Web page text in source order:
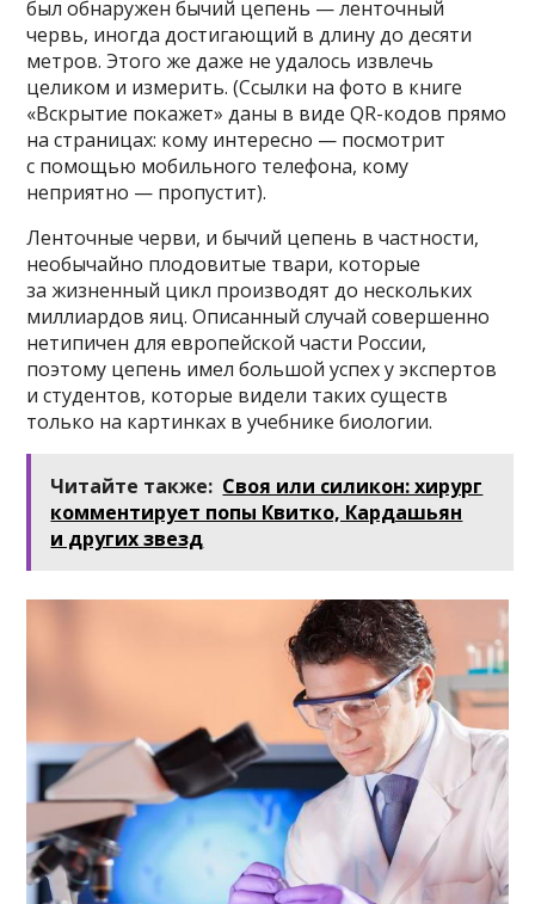
был обнаружен бычий цепень — ленточный
червь, иногда достигающий в длину до десяти
метров. Этого же даже не удалось извлечь
целиком и измерить. (Ссылки на фото в книге
«Вскрытие покажет» даны в виде QR-кодов прямо
на страницах: кому интересно — посмотрит
с помощью мобильного телефона, кому
неприятно — пропустит).
Ленточные черви, и бычий цепень в частности,
необычайно плодовитые твари, которые
за жизненный цикл производят до нескольких
миллиардов яиц. Описанный случай совершенно
нетипичен для европейской части России,
поэтому цепень имел большой успех у экспертов
и студентов, которые видели таких существ
только на картинках в учебнике биологии.
Читайте также: Своя или силикон: хирург
комментирует попы Квитко, Кардашьян
и других звезд